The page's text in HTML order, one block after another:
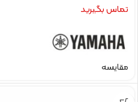
تماس بگیرید
مقایسه